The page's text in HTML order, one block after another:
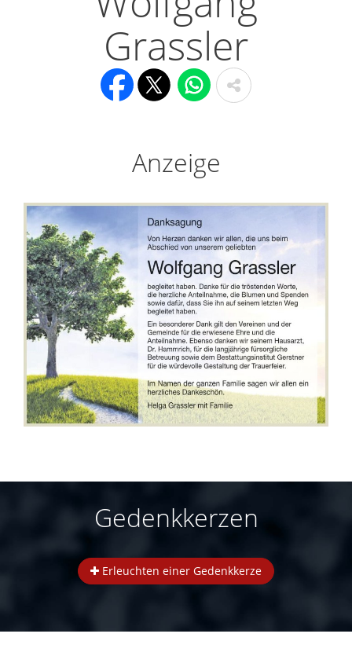
Grassler
Anzeige
Gedenkkerzen
Erleuchten einer Gedenkkerze